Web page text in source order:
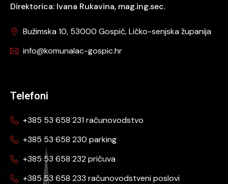
Direktorica: Ivana Rukavina, mag.ing.sec.
Bužimska 10, 53000 Gospić, Ličko-senjska županija
info@komunalac-gospic.hr
Telefoni
+385 53 658 231 računovodstvo
+385 53 658 230 parking
+385 53 658 232 pričuva
+385 53 658 233 računovodstveni poslovi